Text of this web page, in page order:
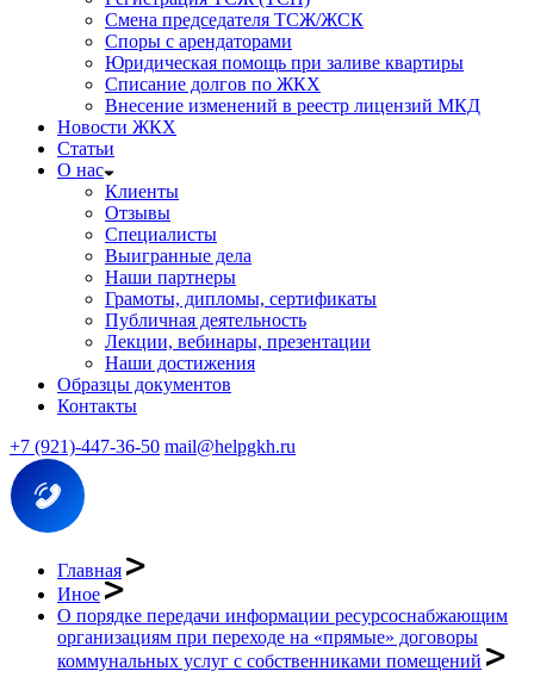
Смена председателя ТСЖ/ЖСК
Споры с арендаторами
Юридическая помощь при заливе квартиры
Списание долгов по ЖКХ
Внесение изменений в реестр лицензий МКД
Новости ЖКХ
Статьи
О нас
Клиенты
Отзывы
Специалисты
Выигранные дела
Наши партнеры
Грамоты, дипломы, сертификаты
Публичная деятельность
Лекции, вебинары, презентации
Наши достижения
Образцы документов
Контакты
+7 (921)-447-36-50 mail@helpgkh.ru
Главная
Иное
О порядке передачи информации ресурсоснабжающим
организациям при переходе на «прямые» договоры
коммунальных услуг с собственниками помещений